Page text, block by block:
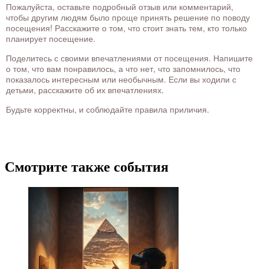
Пожалуйста, оставьте подробный отзыв или комментарий,
чтобы другим людям было проще принять решение по поводу
посещения! Расскажите о том, что стоит знать тем, кто только
планирует посещение.
Поделитесь с своими впечатлениями от посещения. Напишите
о том, что вам понравилось, а что нет, что запомнилось, что
показалось интересным или необычным. Если вы ходили с
детьми, расскажите об их впечатлениях.
Будьте корректны, и соблюдайте правила приличия.
Смотрите также события